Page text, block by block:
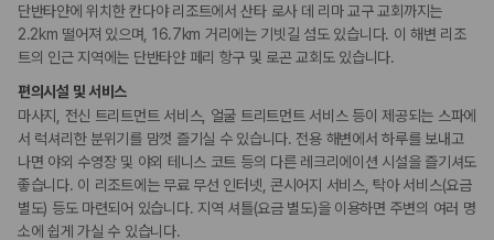
리셉션 서비스
드라이클리닝/세탁서비스
콘시어지 서비스
짐 보관 서비스
간편 체크인/체크아웃
웰빙 및 피트니스
피트니스/헬스시설
사우나/스파
단반타얀에 위치한 칸다야 리조트에서 산타 로사 데 리마 교구 교회까지는
2.2km 떨어져 있으며, 16.7km 거리에는 기빗길 섬도 있습니다. 이 해변 리조
트의 인근 지역에는 단반타얀 페리 항구 및 로곤 교회도 있습니다.
편의시설 및 서비스
마사지, 전신 트리트먼트 서비스, 얼굴 트리트먼트 서비스 등이 제공되는 스파에
서 럭셔리한 분위기를 맘껏 즐기실 수 있습니다. 전용 해변에서 하루를 보내고
나면 야외 수영장 및 야외 테니스 코트 등의 다른 레크리에이션 시설을 즐기셔도
좋습니다. 이 리조트에는 무료 무선 인터넷, 콘시어지 서비스, 탁아 서비스(요금
별도) 등도 마련되어 있습니다. 지역 셔틀(요금 별도)을 이용하면 주변의 여러 명
소에 쉽게 가실 수 있습니다.